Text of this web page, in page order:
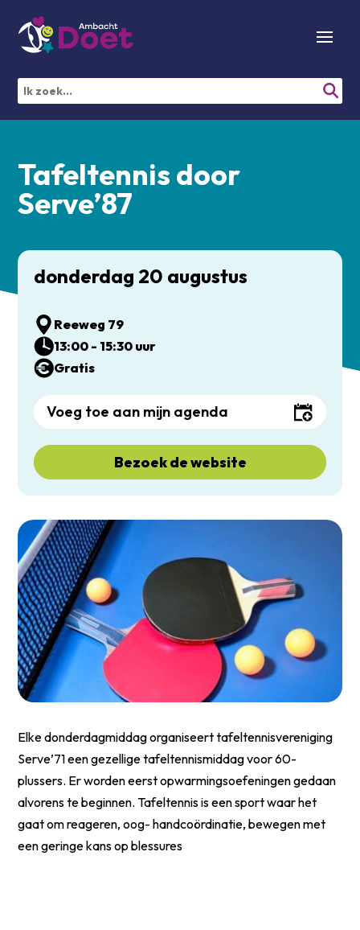
Tafeltennis door
Serve’87
Elke donderdagmiddag organiseert tafeltennisvereniging
Serve’71 een gezellige tafeltennismiddag voor 60-
plussers. Er worden eerst opwarmingsoefeningen gedaan
alvorens te beginnen. Tafeltennis is een sport waar het
gaat om reageren, oog- handcoördinatie, bewegen met
een geringe kans op blessures
donderdag 20 augustus
Reeweg 79
13:00 - 15:30 uur
Gratis
Voeg toe aan mijn agenda
Bezoek de website